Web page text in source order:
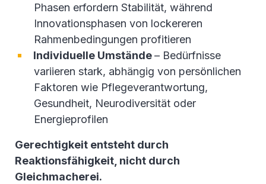
Phasen erfordern Stabilität, während
Innovationsphasen von lockereren
Rahmenbedingungen profitieren
Individuelle Umstände– Bedürfnisse
variieren stark, abhängig von persönlichen
Faktoren wie Pflegeverantwortung,
Gesundheit, Neurodiversität oder
Energieprofilen
Gerechtigkeit entsteht durch
Reaktionsfähigkeit, nicht durch
Gleichmacherei.